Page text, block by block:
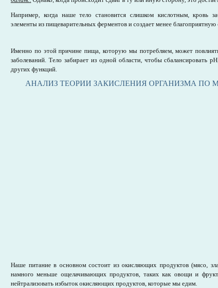
Например, когда наше тело становится слишком кислотным, кровь
элементы из пищеварительных ферментов и создает менее
Именно по этой причине пища, которую мы потребляем, может
заболеваний. Тело забирает из одной области, чтобы сбалансировать
других функций.
АНАЛИЗ ТЕОРИИ ЗАКИСЛЕНИЯ ОРГАНИЗМА ПО
Наше питание в основном состоит из окисляющих продуктов (мясо,
намного меньше ощелачивающих продуктов, таких как овощи и
нейтрализовать избыток окисляющих продуктов, которые мы едим.